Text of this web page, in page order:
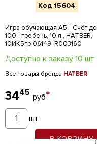
Код 15604
Игра обучающая А5, "Счёт до
100", гребень, 10 л., HATBER,
10ИК5гр 06149, R003160
Доступно к заказу 10 шт
Все товары бренда HATBER
3445 руб*
шт
В КОРЗИНУ